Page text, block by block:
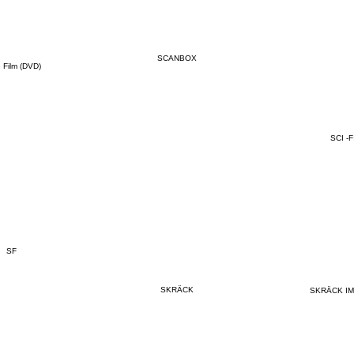
Film (DVD)
SCANBOX
SCI -FI
SF
SKRÄCK SKRÄCK